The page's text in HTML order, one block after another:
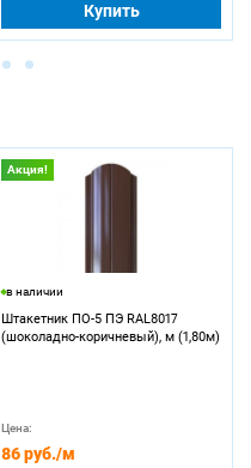
Купить
Акция!
в наличии
Штакетник ПО-5 ПЭ RAL8017
(шоколадно-коричневый), м (1,80м)
Цена:
86 руб./м